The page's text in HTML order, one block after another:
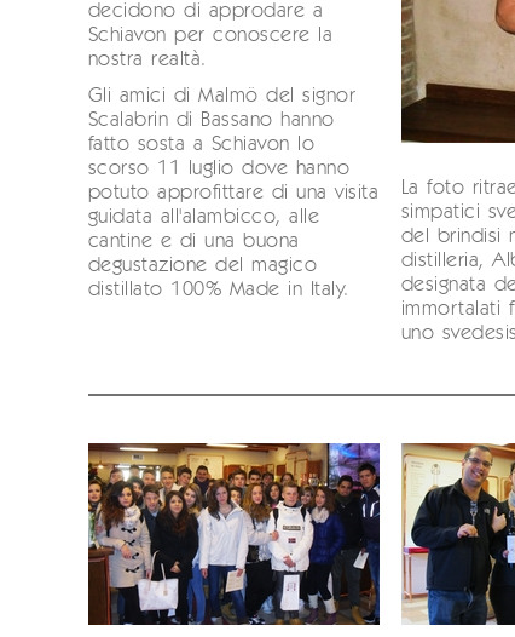
decidono di approdare a
Schiavon per conoscere la
nostra realtà.
Gli amici di Malmö del signor
Scalabrin di Bassano hanno
fatto sosta a Schiavon lo
scorso 11 luglio dove hanno
potuto approfittare di una visita
guidata all'alambicco, alle
cantine e di una buona
degustazione del magico
distillato 100% Made in Italy.
La foto
simpatici
del brindisi
distilleria,
designata
immortalati
uno